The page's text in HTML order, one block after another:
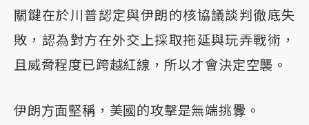
關鍵在於川普認定與伊朗的核協議談判徹底失
敗，認為對方在外交上採取拖延與玩弄戰術，
且威脅程度已跨越紅線，所以才會決定空襲。
伊朗方面堅稱，美國的攻擊是無端挑釁。